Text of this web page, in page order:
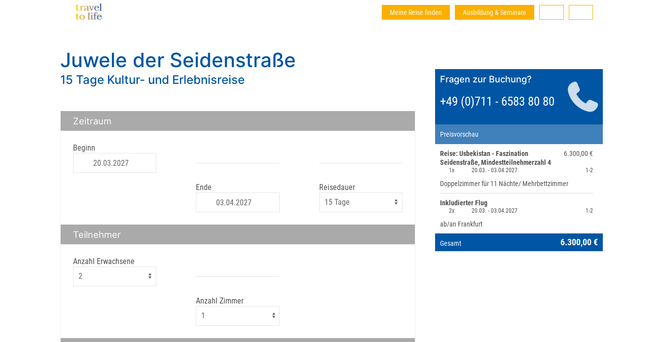
Meine Reise finden Ausbildung & Seminare
Juwele der Seidenstraße
15 Tage Kultur- und Erlebnisreise
Zeitraum
Beginn
Ende Reisedauer
Teilnehmer
Anzahl Erwachsene
Anzahl Zimmer
Fragen zur Buchung?
+49 (0)711 - 6583 80 80
Preisvorschau
6.300,00 €
Reise: Usbekistan - Faszination
Seidenstraße, Mindestteilnehmerzahl 4
1x 20.03. -03.04.2027 1-2
Doppelzimmer für 11 Nächte/ Mehrbettzimmer
Inkludierter Flug
2x 20.03. -03.04.2027 1-2
ab/an Frankfurt
Gesamt 6.300,00 €